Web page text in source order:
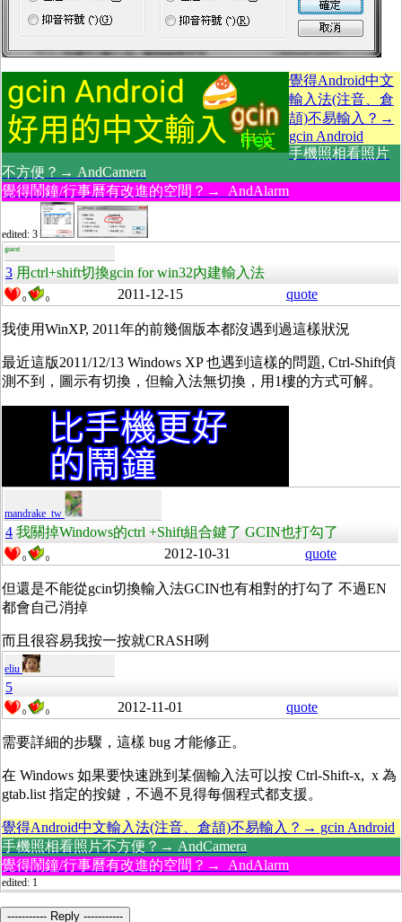
覺得Android中文
輸入法(注音、倉
頡)不易輸入？→
gcin Android
手機照相看照片
不方便？→ AndCamera
覺得鬧鐘/行事曆有改進的空間？→ AndAlarm
edited: 3
guest
3 用ctrl+shift切換gcin for win32內建輸入法
0 0 2011-12-15 quote
我使用WinXP, 2011年的前幾個版本都沒遇到過這樣狀況
最近這版2011/12/13 Windows XP 也遇到這樣的問題, Ctrl-Shift偵
測不到，圖示有切換，但輸入法無切換，用1樓的方式可解。
mandrake_tw
4 我關掉Windows的ctrl +Shift組合鍵了 GCIN也打勾了
0 0 2012-10-31 quote
但還是不能從gcin切換輸入法GCIN也有相對的打勾了 不過EN
都會自己消掉
而且很容易我按一按就CRASH咧
eliu
5
0 0 2012-11-01 quote
需要詳細的步驟，這樣 bug 才能修正。
在 Windows 如果要快速跳到某個輸入法可以按 Ctrl-Shift-x, x 為
gtab.list 指定的按鍵，不過不見得每個程式都支援。
覺得Android中文輸入法(注音、倉頡)不易輸入？→ gcin Android
手機照相看照片不方便？→ AndCamera
覺得鬧鐘/行事曆有改進的空間？→ AndAlarm
edited: 1
----------- Reply -----------